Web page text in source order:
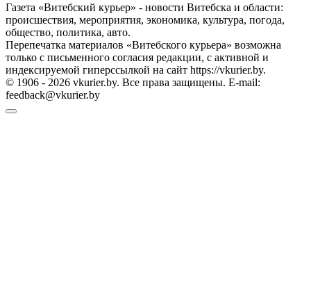
Газета «Витебский курьер» - новости Витебска и области:
происшествия, мероприятия, экономика, культура, погода,
общество, политика, авто.
Перепечатка материалов «Витебского курьера» возможна
только с письменного согласия редакции, с активной и
индексируемой гиперссылкой на сайт https://vkurier.by.
© 1906 - 2026 vkurier.by. Все права защищены. E-mail:
feedback@vkurier.by